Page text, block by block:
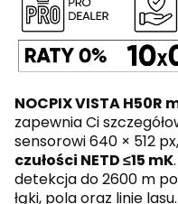
NOCPIX VISTA
zapewnia Ci
sensorowi 640 × 512
czułości NETD ≤15 mK
detekcja do 2600 m
łąki, pola oraz linie